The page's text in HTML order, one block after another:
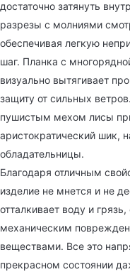
достаточно затянуть
разрезы с молниями
обеспечивая легкую
шаг. Планка с
визуально вытягивает
защиту от сильных
пушистым мехом лисы
аристократический шик,
обладательницы.
Благодаря отличным
изделие не мнется и не
отталкивает воду и
механическим
веществами. Все это
прекрасном состоянии